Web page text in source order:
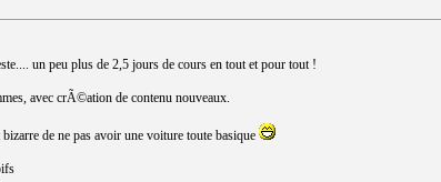
un peu plus de 2,5 jours de cours en tout et pour tout !
avec crÃ©ation de contenu nouveaux.
de ne pas avoir une voiture toute basique